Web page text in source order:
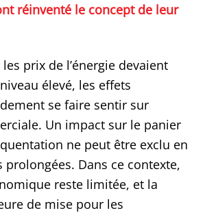
réinventé le concept de leur
prix de l’énergie devaient
élevé, les effets
se faire sentir sur
Un impact sur le panier
ne peut être exclu en
prolongées. Dans ce contexte,
reste limitée, et la
de mise pour les